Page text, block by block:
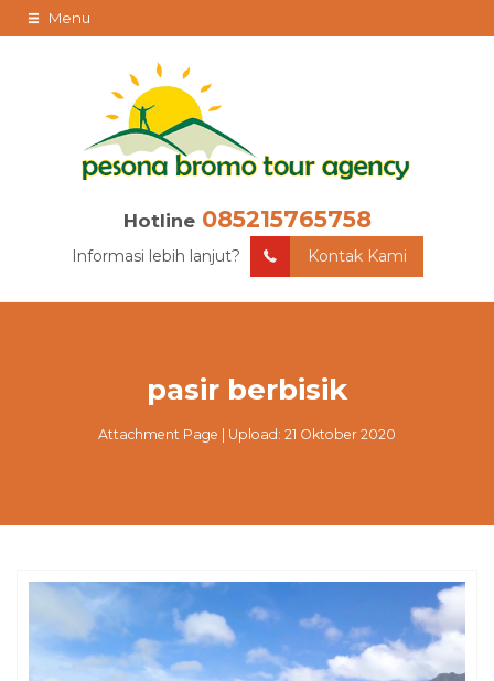
Menu
Hotline 085215765758
Informasi lebih lanjut? Kontak Kami
pasir berbisik
Attachment Page | Upload: 21 Oktober 2020